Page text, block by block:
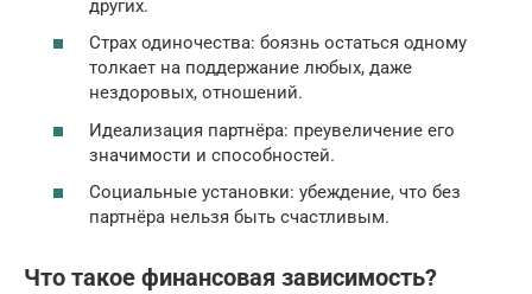
других.
Страх одиночества: боязнь остаться одному
толкает на поддержание любых, даже
нездоровых, отношений.
Идеализация партнёра: преувеличение его
значимости и способностей.
Социальные установки: убеждение, что без
партнёра нельзя быть счастливым.
Что такое финансовая зависимость?